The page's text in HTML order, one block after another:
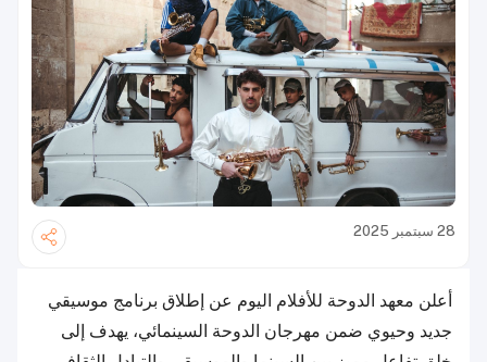
28 سبتمبر 2025
أعلن معهد الدوحة للأفلام اليوم عن إطلاق برنامج موسيقي
جديد وحيوي ضمن مهرجان الدوحة السينمائي، يهدف إلى